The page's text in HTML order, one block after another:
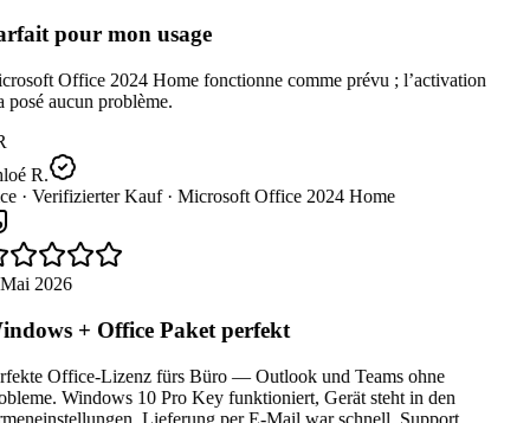
pour mon usage
Office 2024 Home fonctionne comme prévu ; l’activation
posé aucun problème.
R.
· Verifizierter Kauf · Microsoft Office 2024 Home
2026
+ Office Paket perfekt
Office-Lizenz fürs Büro — Outlook und Teams ohne
Windows 10 Pro Key funktioniert, Gerät steht in den
Lieferung per E-Mail war schnell, Support